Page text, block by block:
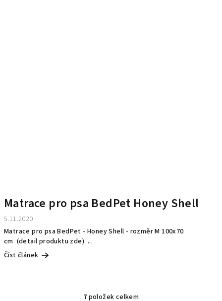
Matrace pro psa BedPet Honey Shell
5.11.2020
Matrace pro psa BedPet - Honey Shell - rozměr M 100x70
cm (detail produktu zde) ...
Číst článek
7 položek celkem